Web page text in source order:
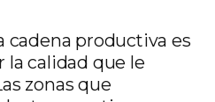
cadena productiva es
la calidad que le
zonas que